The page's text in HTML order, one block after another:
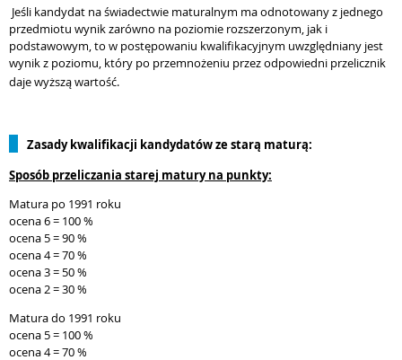
Jeśli kandydat na świadectwie maturalnym ma odnotowany z jednego
przedmiotu wynik zarówno na poziomie rozszerzonym jak i
podstawowym, to w postępowaniu kwalifikacyjnym uwzględniany jest
wynik z poziomu, który po przemnożeniu przez odpowiedni przelicznik
daje wyższą wartość.
Zasady kwalifikacji kandydatów ze starą maturą:
Sposób przeliczania starej matury na punkty:
Matura po 1991 roku
ocena 6 = 100 %
ocena 5 = 90 %
ocena 4 = 70 %
ocena 3 = 50 %
ocena 2 = 30 %
Matura do 1991 roku
ocena 5 = 100 %
ocena 4 = 70 %